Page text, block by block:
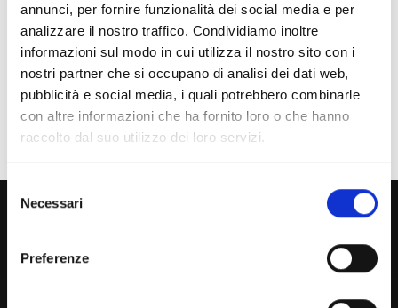
annunci, per fornire funzionalità dei social media e per
analizzare il nostro traffico. Condividiamo inoltre
informazioni sul modo in cui utilizza il nostro sito con i
nostri partner che si occupano di analisi dei dati web,
pubblicità e social media, i quali potrebbero combinarle
con altre informazioni che ha fornito loro o che hanno
raccolto dal suo utilizzo dei loro servizi.
Selezione
delNecessari
Preferenze
Studente Internazionale
Laureato
Personale
Ente o Impresa